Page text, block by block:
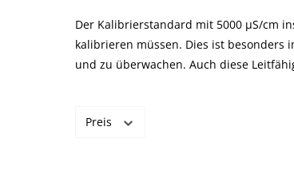
Der Kalibrierstandard mit 5000 µS/cm
kalibrieren müssen. Dies ist besonders
und zu überwachen. Auch diese
Preis